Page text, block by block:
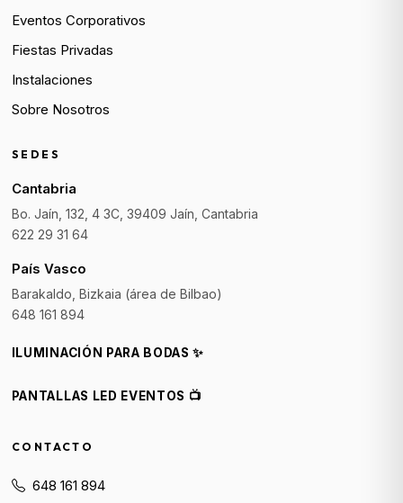
Eventos Corporativos
Fiestas Privadas
Instalaciones
Sobre Nosotros
SEDES
Cantabria
Bo. Jaín, 132, 4 3C, 39409 Jaín, Cantabria
622 29 31 64
País Vasco
Barakaldo, Bizkaia (área de Bilbao)
648 161 894
ILUMINACIÓN PARA BODAS ✨
PANTALLAS LED EVENTOS 📺
CONTACTO
648 161 894